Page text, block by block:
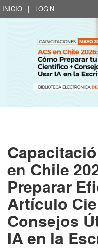
INICIO | LOGIN
en Chile
Preparar
Artículo
Consejos
IA en la